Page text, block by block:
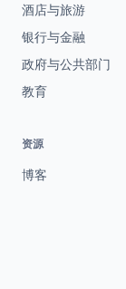
酒店与旅游
银行与金融
政府与公共部门
教育
资源
博客